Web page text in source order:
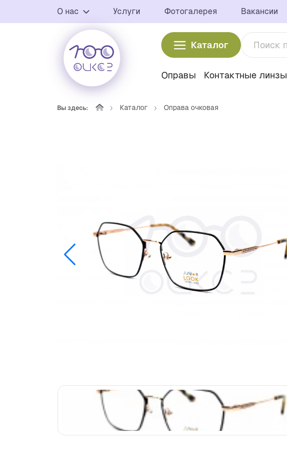
О нас Услуги Фотогалерея Вакансии
Каталог
Оправы Контактные линзы
Вы здесь: Каталог Оправа очковая